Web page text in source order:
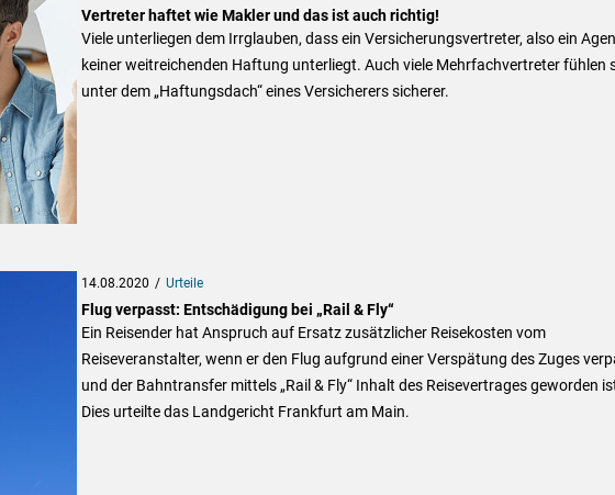
Vertreter haftet wie Makler und das ist auch richtig!
Viele unterliegen dem Irrglauben, dass ein Versicherungsvertreter, also ein
keiner weitreichenden Haftung unterliegt. Auch viele Mehrfachvertreter fühlen
unter dem „Haftungsdach“ eines Versicherers sicherer.
14.08.2020 Urteile
Flug verpasst: Entschädigung bei „Rail & Fly“
Ein Reisender hat Anspruch auf Ersatz zusätzlicher Reisekosten vom
Reiseveranstalter, wenn er den Flug aufgrund einer Verspätung des Zuges
und der Bahntransfer mittels „Rail & Fly“ Inhalt des Reisevertrages geworden
Dies urteilte das Landgericht Frankfurt am Main.